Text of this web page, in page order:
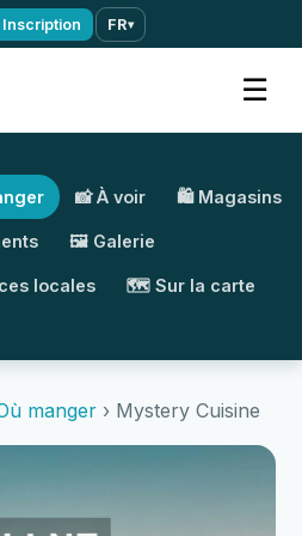
Inscription FR▾
☰
📸 À voir 🛍️ Magasins
🖼️ Galerie
locales 🗺️ Sur la carte
manger › Mystery Cuisine